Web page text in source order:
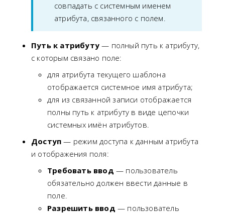
совпадать с системным именем
атрибута, связанного с полем.
Путь к атрибуту — полный путь к атрибуту,
с которым связано поле:
для атрибута текущего шаблона
отображается системное имя атрибута;
для из связанной записи отображается
полны путь к атрибуту в виде цепочки
системных имён атрибутов.
Доступ — режим доступа к данным атрибута
и отображения поля:
Требовать ввод — пользователь
обязательно должен ввести данные в
поле.
Разрешить ввод — пользователь